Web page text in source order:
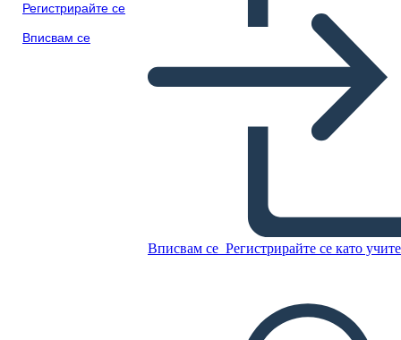
Регистрирайте се
Вписвам се
Вписвам се Регистрирайте се като
REGOLAZIONE Esempio
СЪЗДАЙТЕ СЦЕНАРИЙ